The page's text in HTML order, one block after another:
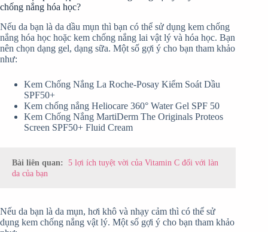
chống nắng hóa học?
Nếu da bạn là da dầu mụn thì bạn có thể sử dụng kem chống
nắng hóa học hoặc kem chống nắng lai vật lý và hóa học. Bạn
nên chọn dạng gel, dạng sữa. Một số gợi ý cho bạn tham khảo
như:
Kem Chống Nắng La Roche-Posay Kiểm Soát Dầu
SPF50+
Kem chống nắng Heliocare 360° Water Gel SPF 50
Kem Chống Nắng MartiDerm The Originals Proteos
Screen SPF50+ Fluid Cream
Bài liên quan: 5 lợi ích tuyệt vời của Vitamin C đối với làn
da của bạn
Nếu da bạn là da mụn, hơi khô và nhạy cảm thì có thể sử
dụng kem chống nắng vật lý. Một số gợi ý cho bạn tham khảo